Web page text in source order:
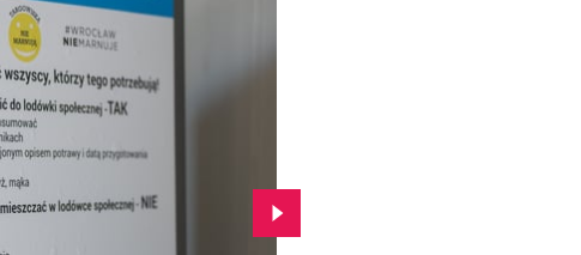
Przejdź do kolejnego zdjęcia.